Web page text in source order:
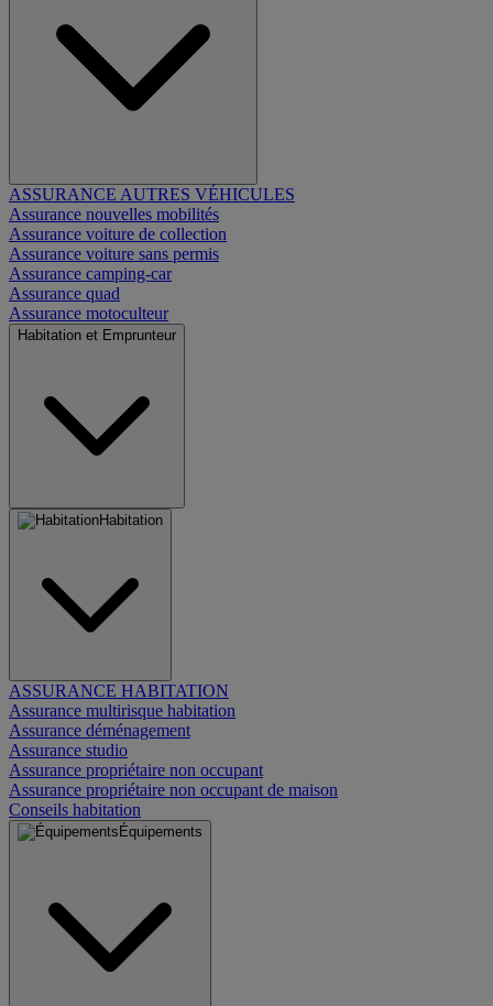
ASSURANCE AUTRES VÉHICULES
Assurance nouvelles mobilités
Assurance voiture de collection
Assurance voiture sans permis
Assurance camping-car
Assurance quad
Assurance motoculteur
Habitation et Emprunteur
Habitation
ASSURANCE HABITATION
Assurance multirisque habitation
Assurance déménagement
Assurance studio
Assurance propriétaire non occupant
Assurance propriétaire non occupant de maison
Conseils habitation
Équipements